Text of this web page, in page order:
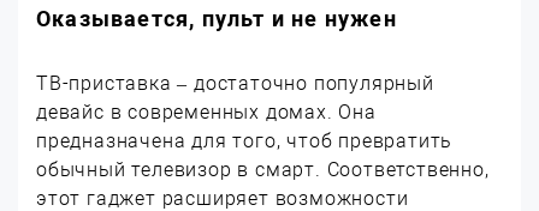
Оказывается, пульт и не нужен
ТВ-приставка – достаточно популярный
девайс в современных домах. Она
предназначена для того, чтоб превратить
обычный телевизор в смарт. Соответственно,
этот гаджет расширяет возможности